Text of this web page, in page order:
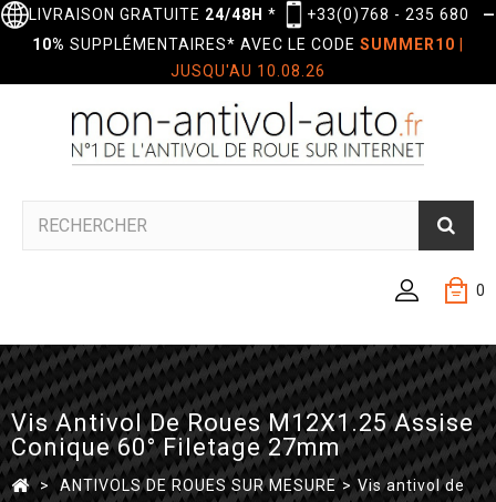
LIVRAISON GRATUITE 24/48H * +33(0)768 - 235 680
—
10% SUPPLÉMENTAIRES* AVEC LE CODE SUMMER10
JUSQU'AU 10.08.26
0
Vis Antivol De Roues M12X1.25 Assise
Conique 60° Filetage 27mm
> ANTIVOLS DE ROUES SUR MESURE > Vis antivol de